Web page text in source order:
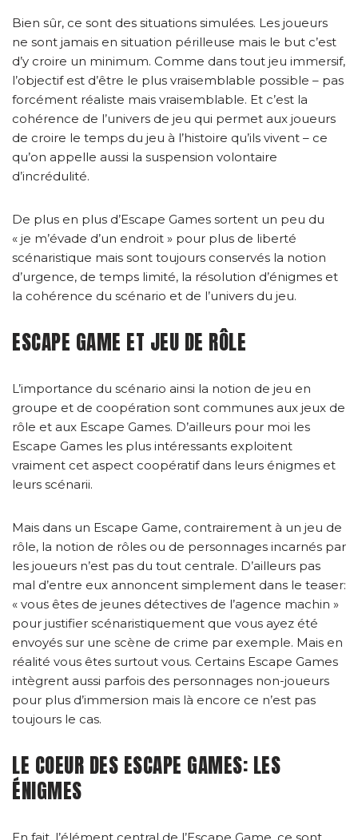
Bien sûr, ce sont des situations simulées. Les joueurs
ne sont jamais en situation périlleuse mais le but c’est
d’y croire un minimum. Comme dans tout jeu immersif,
l’objectif est d’être le plus vraisemblable possible – pas
forcément réaliste mais vraisemblable. Et c’est la
cohérence de l’univers de jeu qui permet aux joueurs
de croire le temps du jeu à l’histoire qu’ils vivent – ce
qu’on appelle aussi la suspension volontaire
d’incrédulité.
De plus en plus d’Escape Games sortent un peu du
« je m’évade d’un endroit » pour plus de liberté
scénaristique mais sont toujours conservés la notion
d’urgence, de temps limité, la résolution d’énigmes et
la cohérence du scénario et de l’univers du jeu.
ESCAPE GAME ET JEU DE RÔLE
L’importance du scénario ainsi la notion de jeu en
groupe et de coopération sont communes aux jeux de
rôle et aux Escape Games. D’ailleurs pour moi les
Escape Games les plus intéressants exploitent
vraiment cet aspect coopératif dans leurs énigmes et
leurs scénarii.
Mais dans un Escape Game, contrairement à un jeu de
rôle, la notion de rôles ou de personnages incarnés par
les joueurs n’est pas du tout centrale. D’ailleurs pas
mal d’entre eux annoncent simplement dans le teaser:
« vous êtes de jeunes détectives de l’agence machin »
pour justifier scénaristiquement que vous ayez été
envoyés sur une scène de crime par exemple. Mais en
réalité vous êtes surtout vous. Certains Escape Games
intègrent aussi parfois des personnages non-joueurs
pour plus d’immersion mais là encore ce n’est pas
toujours le cas.
LE COEUR DES ESCAPE GAMES: LES
ÉNIGMES
En fait, l’élément central de l’Escape Game, ce sont